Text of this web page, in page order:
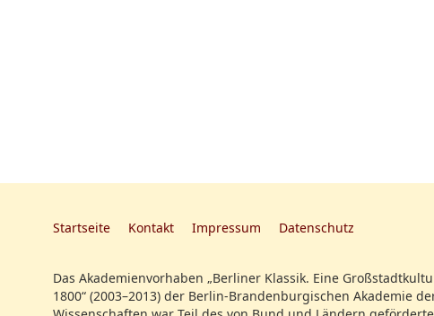
Startseite Kontakt Impressum Datenschutz
Das Akademienvorhaben „Berliner Klassik. Eine
1800“ (2003–2013) der Berlin-Brandenburgischen Akademie